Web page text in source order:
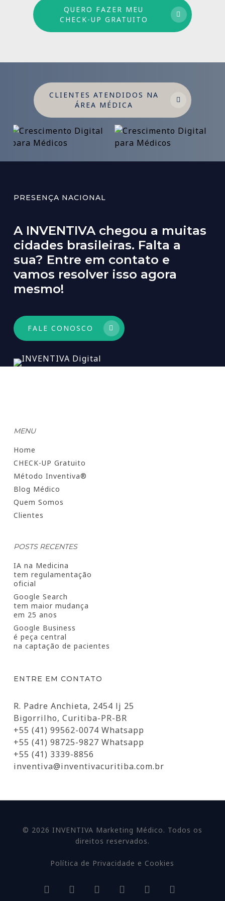
QUERO FAZER MEU
CHECK-UP GRATUITO
CLIENTES ATENDIDOS NA
ÁREA MÉDICA
PRESENÇA NACIONAL
A INVENTIVA chegou a muitas
cidades brasileiras. Falta a
sua? Entre em contato e
vamos resolver isso agora
mesmo!
FALE CONOSCO
MENU
Home
CHECK-UP Gratuito
Método Inventiva®
Blog Médico
Quem Somos
Clientes
POSTS RECENTES
IA na Medicina
tem regulamentação
oficial
Google Search
tem maior mudança
em 25 anos
Google Business
é peça central
na captação de pacientes
ENTRE EM CONTATO
R. Padre Anchieta, 2454 lj 25
Bigorrilho, Curitiba-PR-BR
+55 (41) 99562-0074 Whatsapp
+55 (41) 98725-9827 Whatsapp
+55 (41) 3339-8856
inventiva@inventivacuritiba.com.br
© 2026 INVENTIVA Marketing Médico. Todos os
direitos reservados.
Política de Privacidade e Cookies
facebooklinkedinyoutubegoogle-instagramwhatsapp